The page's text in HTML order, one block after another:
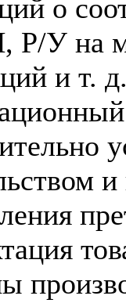
о
Р/У на
и т.